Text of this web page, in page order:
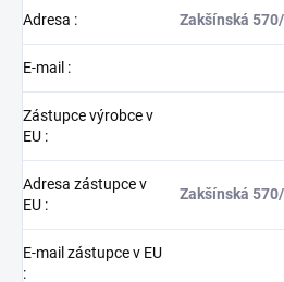
Adresa : Zakšínská
E-mail :
Zástupce výrobce v
EU :
Adresa zástupce v
EU :
Zakšínská
E-mail zástupce v EU
: